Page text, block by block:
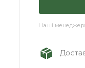
Наші